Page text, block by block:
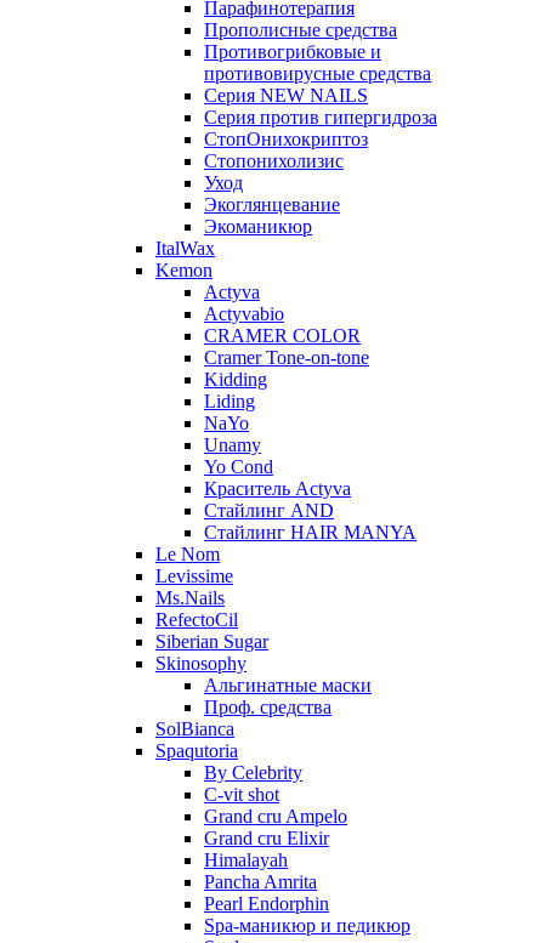
Парафинотерапия
Прополисные средства
Противогрибковые и
противовирусные средства
Серия NEW NAILS
Серия против гипергидроза
СтопОнихокриптоз
Стопонихолизис
Уход
Экоглянцевание
Экоманикюр
ItalWax
Kemon
Actyva
Actyvabio
CRAMER COLOR
Cramer Tone-on-tone
Kidding
Liding
NaYo
Unamy
Yo Cond
Краситель Actyva
Стайлинг AND
Стайлинг HAIR MANYA
Le Nom
Levissime
Ms.Nails
RefectoCil
Siberian Sugar
Skinosophy
Альгинатные маски
Проф. средства
SolBianca
Spaqutoria
By Celebrity
C-vit shot
Grand cru Ampelo
Grand сru Elixir
Himalayah
Pancha Amrita
Pearl Endorphin
Spa-маникюр и педикюр